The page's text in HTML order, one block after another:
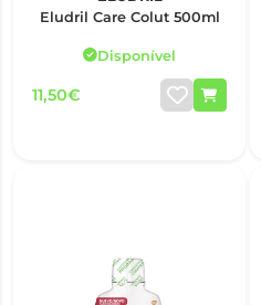
Eludril Care Colut 500ml
Disponível
11,50€